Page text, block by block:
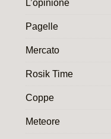
L’opinione
Pagelle
Mercato
Rosik Time
Coppe
Meteore